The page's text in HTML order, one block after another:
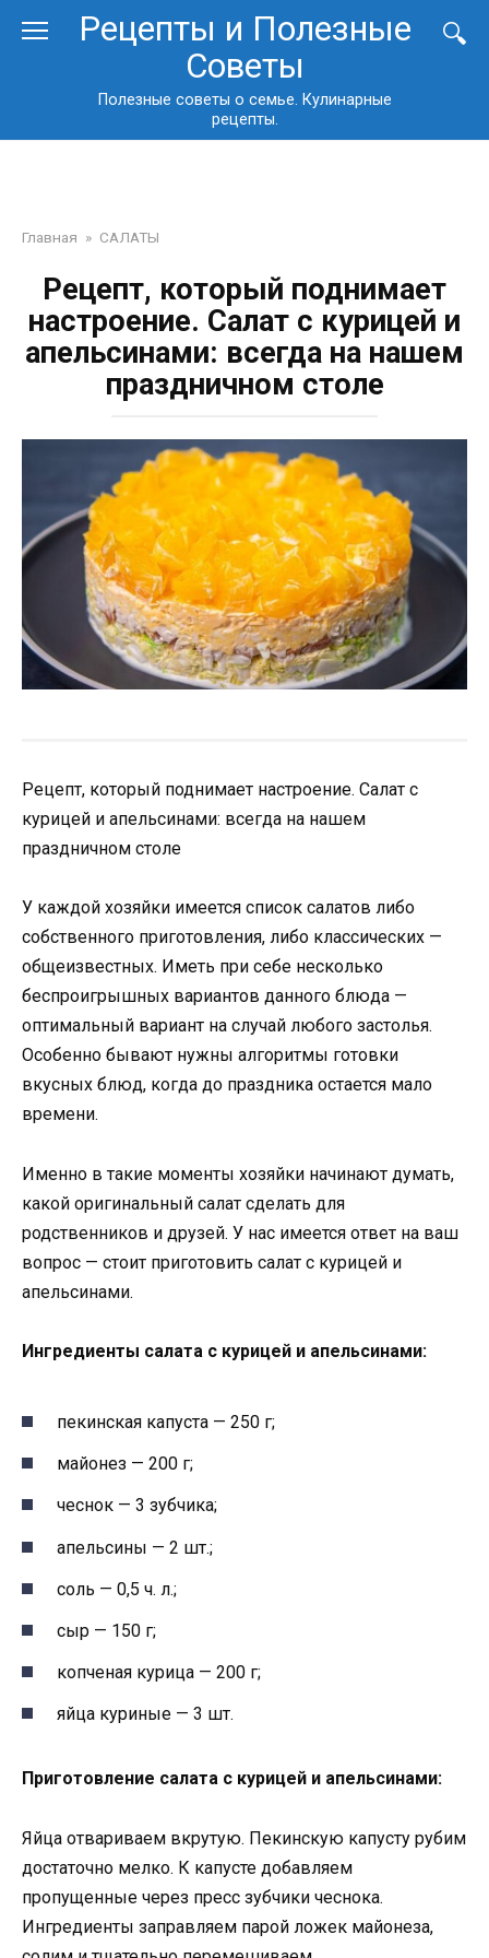
Рецепты и Полезные
Советы
Полезные советы о семье. Кулинарные
рецепты.
Главная » САЛАТЫ
Рецепт, который поднимает
настроение. Салат с курицей и
апельсинами: всегда на нашем
праздничном столе
Рецепт, который поднимает настроение. Салат с
курицей и апельсинами: всегда на нашем
праздничном столе
У каждой хозяйки имеется список салатов либо
собственного приготовления, либо классических —
общеизвестных. Иметь при себе несколько
беспроигрышных вариантов данного блюда —
оптимальный вариант на случай любого застолья.
Особенно бывают нужны алгоритмы готовки
вкусных блюд, когда до праздника остается мало
времени.
Именно в такие моменты хозяйки начинают думать,
какой оригинальный салат сделать для
родственников и друзей. У нас имеется ответ на ваш
вопрос — стоит приготовить салат с курицей и
апельсинами.
Ингредиенты салата с курицей и апельсинами:
пекинская капуста — 250 г;
майонез — 200 г;
чеснок — 3 зубчика;
апельсины — 2 шт.;
соль — 0,5 ч. л.;
сыр — 150 г;
копченая курица — 200 г;
яйца куриные — 3 шт.
Приготовление салата с курицей и апельсинами:
Яйца отвариваем вкрутую. Пекинскую капусту рубим
достаточно мелко. К капусте добавляем
пропущенные через пресс зубчики чеснока.
Ингредиенты заправляем парой ложек майонеза,